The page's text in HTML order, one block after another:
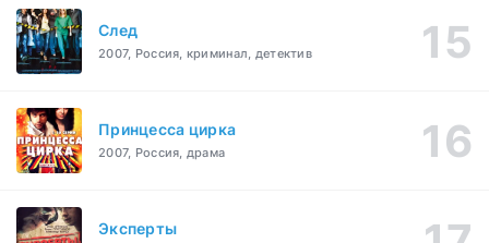
След
2007, Россия, криминал, детектив
Принцесса цирка
2007, Россия, драма
Эксперты